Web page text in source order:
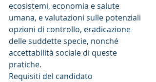
ecosistemi, economia e salute
umana, e valutazioni sulle potenziali
opzioni di controllo, eradicazione
delle suddette specie, nonché
accettabilità sociale di queste
pratiche.
Requisiti del candidato